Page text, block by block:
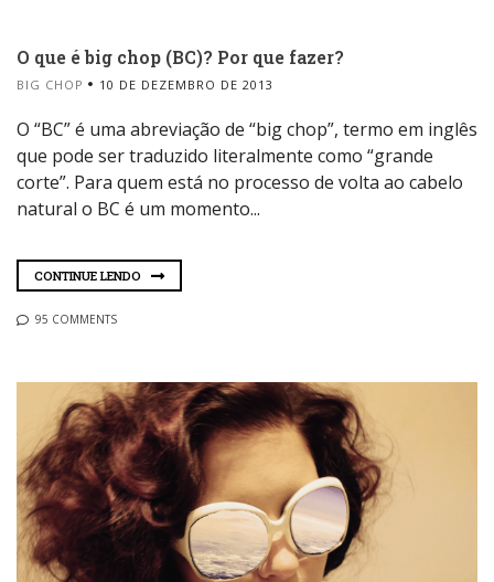
O que é big chop (BC)? Por que fazer?
BIG CHOP 10 DE DEZEMBRO DE 2013
O “BC” é uma abreviação de “big chop”, termo em inglês
que pode ser traduzido literalmente como “grande
corte”. Para quem está no processo de volta ao cabelo
natural o BC é um momento...
CONTINUE LENDO
95 COMMENTS